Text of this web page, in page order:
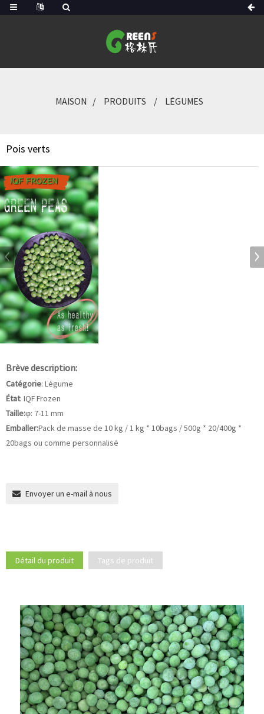
MAISON PRODUITS LÉGUMES
Pois verts
Brève description:
Catégorie: Légume
État: IQF Frozen
Taille:φ: 7-11 mm
Emballer:Pack de masse de 10 kg / 1 kg * 10bags / 500g * 20/400g *
20bags ou comme personnalisé
Envoyer un e-mail à nous
Détail du produit Tags de produit